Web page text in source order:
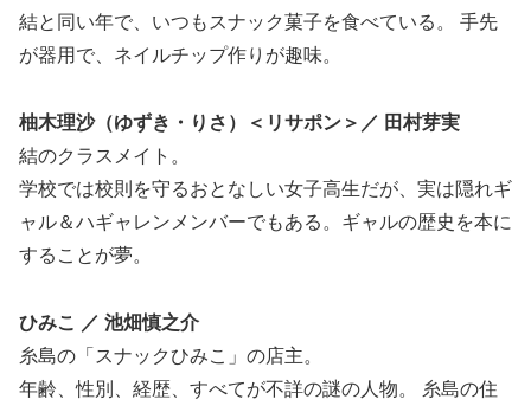
結と同い年で、いつもスナック菓子を食べている。 手先
が器用で、ネイルチップ作りが趣味。
柚木理沙（ゆずき・りさ）＜リサポン＞／ 田村芽実
結のクラスメイト。
学校では校則を守るおとなしい女子高生だが、実は隠れギ
ャル＆ハギャレンメンバーでもある。ギャルの歴史を本に
することが夢。
ひみこ ／ 池畑慎之介
糸島の「スナックひみこ」の店主。
年齢、性別、経歴、すべてが不詳の謎の人物。 糸島の住